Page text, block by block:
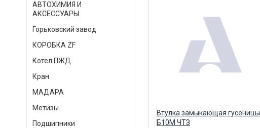
АВТОХИМИЯ И
АКСЕССУАРЫ
Горьковский завод
КОРОБКА ZF
Котел ПЖД
Кран
МАДАРА
Метизы
Подшипники
Втулка замыкающая гусеницы
Б10М ЧТЗ